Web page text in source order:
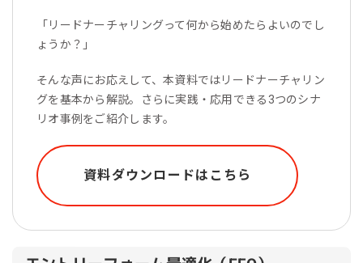
「リードナーチャリングって何から始めたらよいのでし
ょうか？」
そんな声にお応えして、本資料ではリードナーチャリン
グを基本から解説。さらに実践・応用できる3つのシナ
リオ事例をご紹介します。
資料ダウンロードはこちら